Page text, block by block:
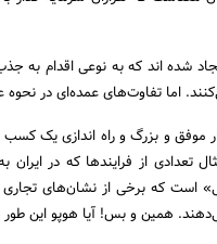
شده اند که به نوعی اقدام به
اما تفاوت‌های عمده‌‌ای در
موفق و بزرگ و راه اندازی یک
از فرایند‌ها که در ایران
است که برخی از نشان‌های تجاری
همین و بس! آیا هوپو این